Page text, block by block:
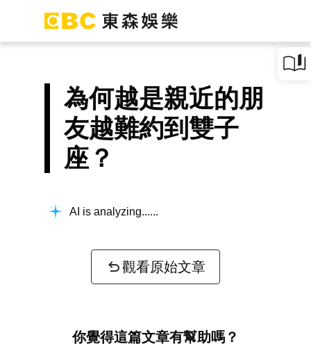
為何越是親近的朋
友越難約到雙子
座？
AI is analyzing...
觀看原始文章
你覺得這篇文章有幫助嗎？